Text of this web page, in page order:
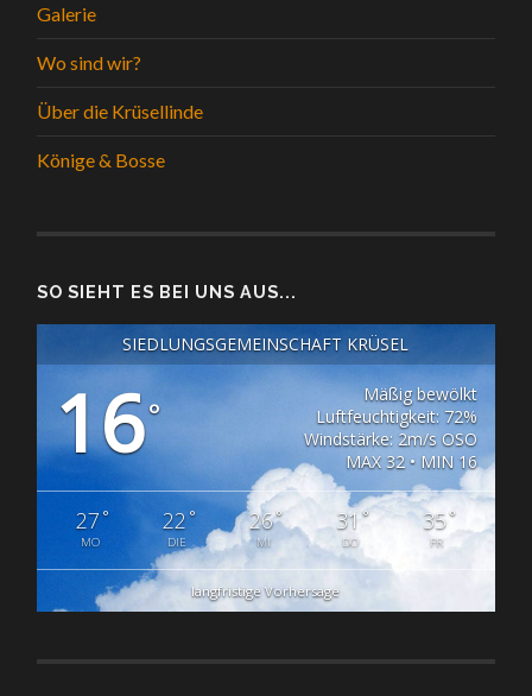
Galerie
Wo sind wir?
Über die Krüsellinde
Könige & Bosse
SO SIEHT ES BEI UNS AUS...
SIEDLUNGSGEMEINSCHAFT KRÜSEL
16°
Mäßig bewölkt
Luftfeuchtigkeit: 72%
Windstärke: 2m/s OSO
MAX 32 • MIN 16
27°
MO
22 °
DIE
26°
MI
31°
DO
35°
FR
langfristige Vorhersage